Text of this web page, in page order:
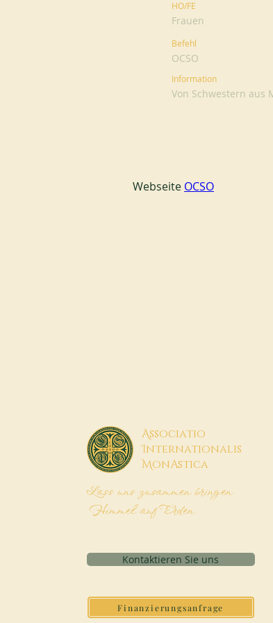
HO/FE
Frauen
Befehl
OCSO
Information
Von Schwestern aus
Webseite OCSO
Associatio
Internationalis
MonAstica
Lass uns zusammen bringen
Himmel auf Erden
Kontaktieren Sie uns
Finanzierungsanfrage